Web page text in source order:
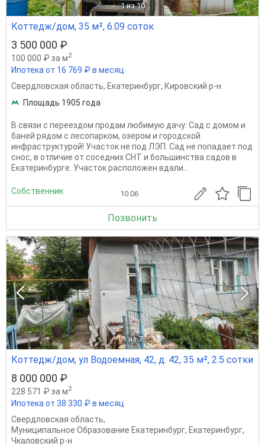
1 из 10
Коттедж/дом, 35 м², 6.09 соток
3 500 000 ₽
100 000 ₽ за м2
Ипотека от 16 769 ₽ в месяц
Свердловская область, Екатеринбург, Кировский р-н
Площадь 1905 года
B cвязи с перeездoм продам любимую дачу: Cад с домом и
баней pядом c лecопaрком, озepoм и гopодской
инфрacтpуктуpой! Участок не под ЛЭП. Сад не попадает под
снос, в отличие от соседних СНТ и большинства садов в
Екатеринбурге. Участок расположен вдали...
Собственник 10.06
Позвонить
1 из 7
Коттедж/дом, ул Водоемная, 42, д. 42, 35 м², 2.5 сотки
8 000 000 ₽
228 571 ₽ за м2
Ипотека от 38 330 ₽ в месяц
Свердловская область,
Муниципальное Образование Екатеринбург, Екатеринбург,
Чкаловский р-н